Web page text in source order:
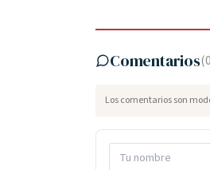
Comentarios(0
Los comentarios son